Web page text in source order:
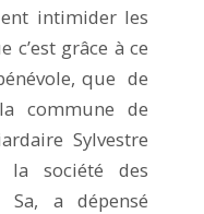
intimider les
grâce à ce
que de
commune de
Sylvestre
la société des
Sa, a dépensé